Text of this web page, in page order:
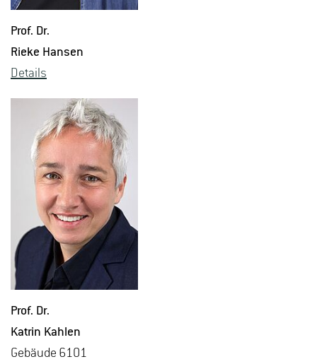
Prof. Dr.
Rieke Han­sen
De­tails
Prof. Dr.
Kat­rin Kah­len
Ge­bäu­de 6101